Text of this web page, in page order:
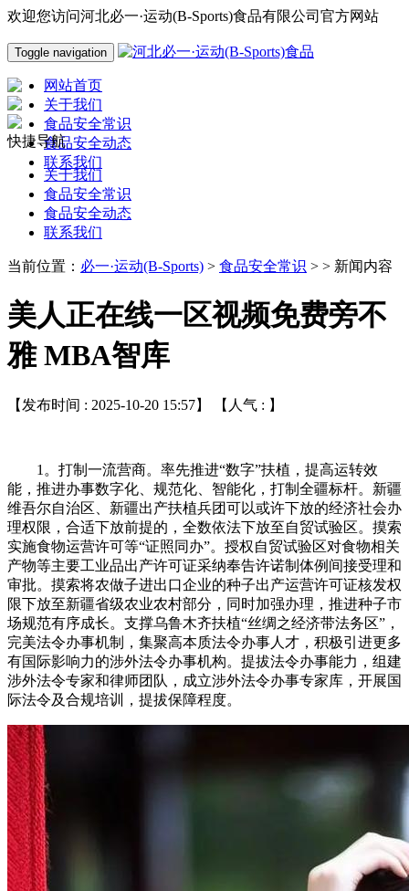
欢迎您访问河北必一·运动(B-Sports)食品有限公司官方网站
Toggle navigation
网站首页
关于我们
食品安全常识
食品安全动态
联系我们
快捷导航
关于我们
食品安全常识
食品安全动态
联系我们
当前位置： 必一·运动(B-Sports) > 食品安全常识 > > 新闻内容
美人正在线一区视频免费旁不
雅 MBA智库
【发布时间 : 2025-10-20 15:57】 【人气 : 】
1。打制一流营商。率先推进“数字”扶植，提高运转效
能，推进办事数字化、规范化、智能化，打制全疆标杆。新疆
维吾尔自治区、新疆出产扶植兵团可以或许下放的经济社会办
理权限，合适下放前提的，全数依法下放至自贸试验区。摸索
实施食物运营许可等“证照同办”。授权自贸试验区对食物相关
产物等主要工业品出产许可证采纳奉告许诺制体例间接受理和
审批。摸索将农做子进出口企业的种子出产运营许可证核发权
限下放至新疆省级农业农村部分，同时加强办理，推进种子市
场规范有序成长。支撑乌鲁木齐扶植“丝绸之经济带法务区”，
完美法令办事机制，集聚高本质法令办事人才，积极引进更多
有国际影响力的涉外法令办事机构。提拔法令办事能力，组建
涉外法令专家和律师团队，成立涉外法令办事专家库，开展国
际法令及合规培训，提拔保障程度。